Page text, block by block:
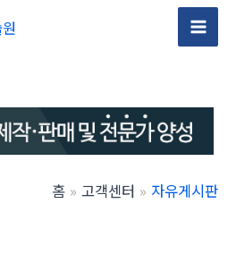
Main
홈 고객센터 자유게시판